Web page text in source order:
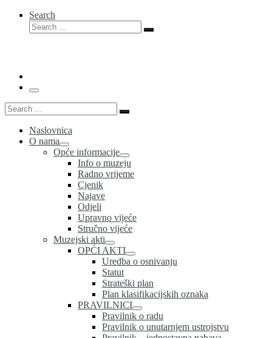
Search
Search
Search
Menu
Search
Search
Naslovnica
O nama
Opće informacije
Info o muzeju
Radno vrijeme
Cjenik
Najave
Odjeli
Upravno vijeće
Stručno vijeće
Muzejski akti
OPĆI AKTI
Uredba o osnivanju
Statut
Strateški plan
Plan klasifikacijskih oznaka
PRAVILNICI
Pravilnik o radu
Pravilnik o unutarnjem ustrojstvu